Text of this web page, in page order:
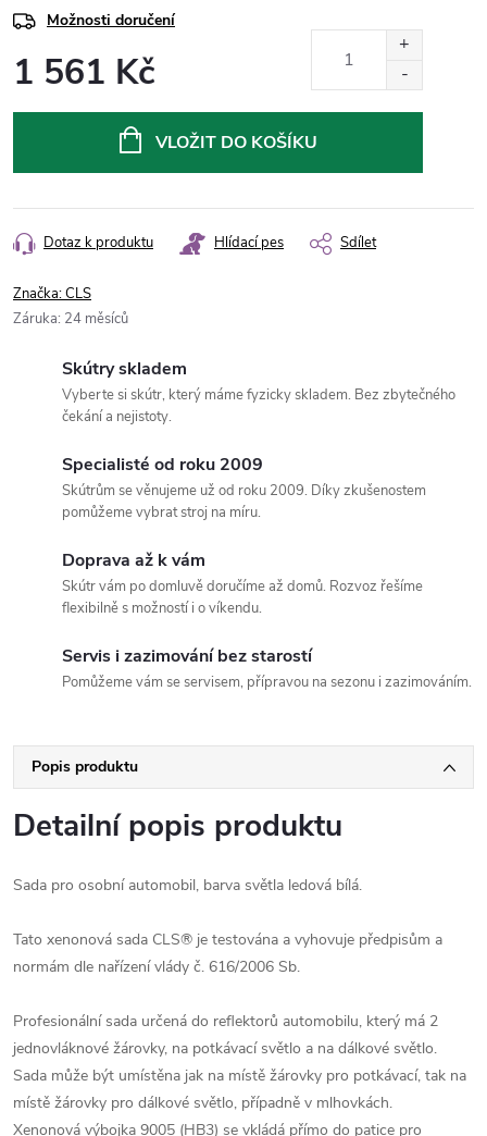
Možnosti doručení
1 561 Kč
VLOŽIT DO KOŠÍKU
Dotaz k produktu Hlídací pes Sdílet
Značka:CLS
Záruka: 24 měsíců
Skútry skladem
Vyberte si skútr, který máme fyzicky skladem. Bez zbytečného
čekání a nejistoty.
Specialisté od roku 2009
Skútrům se věnujeme už od roku 2009. Díky zkušenostem
pomůžeme vybrat stroj na míru.
Doprava až k vám
Skútr vám po domluvě doručíme až domů. Rozvoz řešíme
flexibilně s možností i o víkendu.
Servis i zazimování bez starostí
Pomůžeme vám se servisem, přípravou na sezonu i zazimováním.
Popis produktu
Detailní popis produktu
Sada pro osobní automobil, barva světla ledová bílá.
Tato xenonová sada CLS® je testována a vyhovuje předpisům a
normám dle nařízení vlády č. 616/2006 Sb.
Profesionální sada určená do reflektorů automobilu, který má 2
jednovláknové žárovky, na potkávací světlo a na dálkové světlo.
Sada může být umístěna jak na místě žárovky pro potkávací, tak na
místě žárovky pro dálkové světlo, případně v mlhovkách.
Xenonová výbojka 9005 (HB3) se vkládá přímo do patice pro